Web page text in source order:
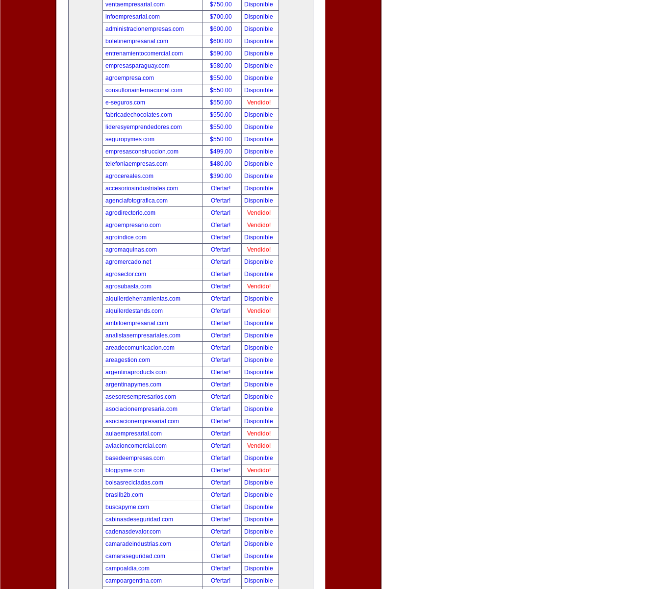
ventaempresarial.com
$750.00
Disponible
infoempresarial.com
$700.00
Disponible
administracionempresas.com
$600.00
Disponible
boletinempresarial.com
$600.00
Disponible
entrenamientocomercial.com
$590.00
Disponible
empresasparaguay.com
$580.00
Disponible
agroempresa.com
$550.00
Disponible
consultoriainternacional.com
$550.00
Disponible
e-seguros.com
$550.00
Vendido!
fabricadechocolates.com
$550.00
Disponible
lideresyemprendedores.com
$550.00
Disponible
seguropymes.com
$550.00
Disponible
empresasconstruccion.com
$499.00
Disponible
telefoniaempresas.com
$480.00
Disponible
agrocereales.com
$390.00
Disponible
accesoriosindustriales.com
Ofertar!
Disponible
agenciafotografica.com
Ofertar!
Disponible
agrodirectorio.com
Ofertar!
Vendido!
agroempresario.com
Ofertar!
Vendido!
agroindice.com
Ofertar!
Disponible
agromaquinas.com
Ofertar!
Vendido!
agromercado.net
Ofertar!
Disponible
agrosector.com
Ofertar!
Disponible
agrosubasta.com
Ofertar!
Vendido!
alquilerdeherramientas.com
Ofertar!
Disponible
alquilerdestands.com
Ofertar!
Vendido!
ambitoempresarial.com
Ofertar!
Disponible
analistasempresariales.com
Ofertar!
Disponible
areadecomunicacion.com
Ofertar!
Disponible
areagestion.com
Ofertar!
Disponible
argentinaproducts.com
Ofertar!
Disponible
argentinapymes.com
Ofertar!
Disponible
asesoresempresarios.com
Ofertar!
Disponible
asociacionempresaria.com
Ofertar!
Disponible
asociacionempresarial.com
Ofertar!
Disponible
aulaempresarial.com
Ofertar!
Vendido!
aviacioncomercial.com
Ofertar!
Vendido!
basedeempresas.com
Ofertar!
Disponible
blogpyme.com
Ofertar!
Vendido!
bolsasrecicladas.com
Ofertar!
Disponible
brasilb2b.com
Ofertar!
Disponible
buscapyme.com
Ofertar!
Disponible
cabinasdeseguridad.com
Ofertar!
Disponible
cadenasdevalor.com
Ofertar!
Disponible
camaradeindustrias.com
Ofertar!
Disponible
camaraseguridad.com
Ofertar!
Disponible
campoaldia.com
Ofertar!
Disponible
campoargentina.com
Ofertar!
Disponible